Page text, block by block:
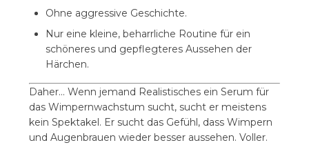
Ohne aggressive Geschichte.
Nur eine kleine, beharrliche Routine für ein
schöneres und gepflegteres Aussehen der
Härchen.
Daher... Wenn jemand Realistisches ein Serum für
das Wimpernwachstum sucht, sucht er meistens
kein Spektakel. Er sucht das Gefühl, dass Wimpern
und Augenbrauen wieder besser aussehen. Voller.